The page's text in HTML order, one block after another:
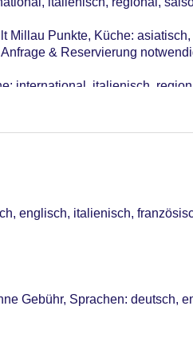
Tageslicht,
Millau Punkte, Küche:
& Reservierung
international, italienisch,
englisch, italienisch,
Gebühr, Sprachen: deutsch,